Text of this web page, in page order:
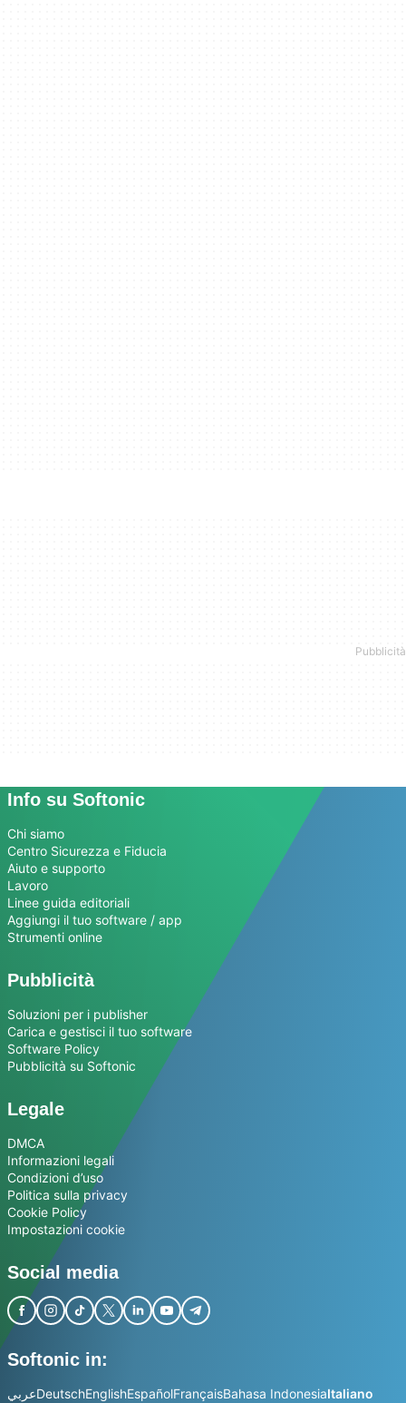
Info su Softonic
Chi siamo
Centro Sicurezza e Fiducia
Aiuto e supporto
Lavoro
Linee guida editoriali
Aggiungi il tuo software / app
Strumenti online
Pubblicità
Soluzioni per i publisher
Carica e gestisci il tuo software
Software Policy
Pubblicità su Softonic
Legale
DMCA
Informazioni legali
Condizioni d’uso
Politica sulla privacy
Cookie Policy
Impostazioni cookie
Social media
Softonic in:
عربيDeutschEnglishEspañolFrançaisBahasa IndonesiaItaliano